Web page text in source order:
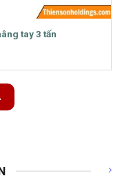
tay 3 tấn